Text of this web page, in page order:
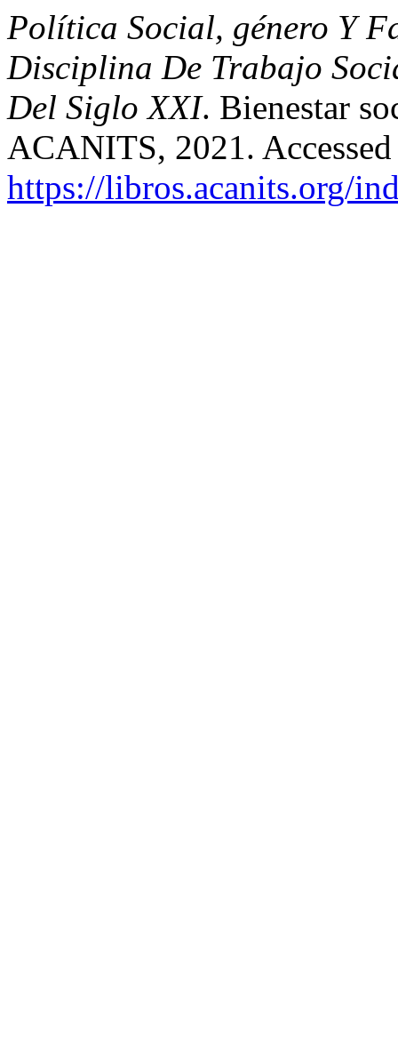
Política Social, género Y
Disciplina De Trabajo
Del Siglo XXI. Bienestar
ACANITS, 2021.
https://libros.acanits.org/